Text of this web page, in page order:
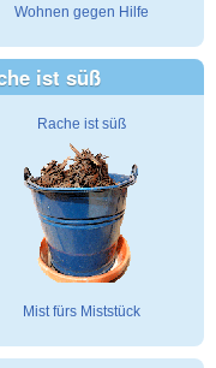
Wohnen gegen Hilfe
ist süß
Rache ist süß
Mist fürs Miststück